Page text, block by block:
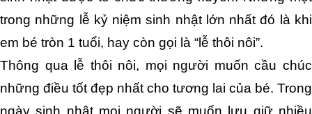
trong những lễ kỷ niệm sinh nhật lớn nhất đó là khi
em bé tròn 1 tuổi, hay còn gọi là “lễ thôi nôi”.
Thông qua lễ thôi nôi, mọi người muốn cầu chúc
những điều tốt đẹp nhất cho tương lai của bé. Trong
ngày sinh nhật mọi người sẽ muốn lưu giữ nhiều